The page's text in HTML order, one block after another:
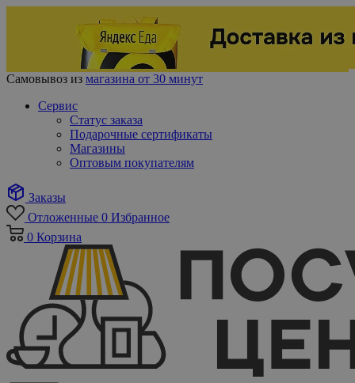
Самовывоз из магазина от 30 минут
Сервис
Статус заказа
Подарочные сертификаты
Магазины
Оптовым покупателям
Заказы
Отложенные 0 Избранное
0 Корзина